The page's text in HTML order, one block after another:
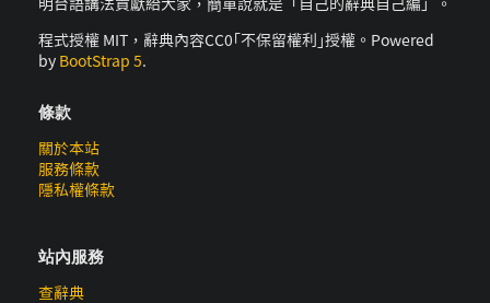
程式授權 MIT，辭典內容CC0｢不保留權利｣授權。Powered
by BootStrap 5.
條款
關於本站
服務條款
隱私權條款
站內服務
查辭典